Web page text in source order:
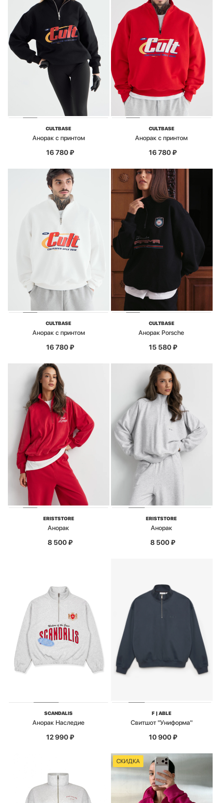
CULTBASE
Анорак с принтом
16 780₽
CULTBASE
Анорак с принтом
16 780₽
CULTBASE
Анорак с принтом
16 780₽
CULTBASE
Анорак Porsche
15 580₽
ERISTSTORE
Анорак
8 500₽
ERISTSTORE
Анорак
8 500₽
SCANDALIS
Анорак Наследие
12 990₽
F | ABLE
Свитшот "Униформа"
10 900₽
СКИДКА